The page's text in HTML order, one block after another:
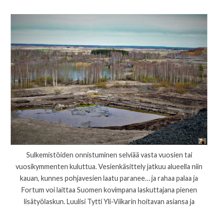
Sulkemistöiden onnistuminen selviää vasta vuosien tai
vuosikymmenten kuluttua. Vesienkäsittely jatkuu alueella niin
kauan, kunnes pohjavesien laatu paranee… ja rahaa palaa ja
Fortum voi laittaa Suomen kovimpana laskuttajana pienen
lisätyölaskun. Luulisi Tytti Yli-Viikarin hoitavan asiansa ja